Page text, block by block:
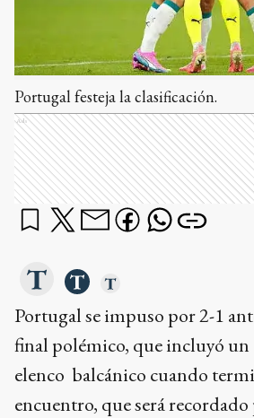
Portugal festeja la clasificación.
Ads
Portugal se impuso por 2-1
final polémico, que incluyó
elenco balcánico cuando
encuentro, que será